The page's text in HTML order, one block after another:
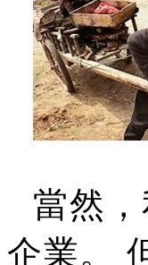
當然
企業。